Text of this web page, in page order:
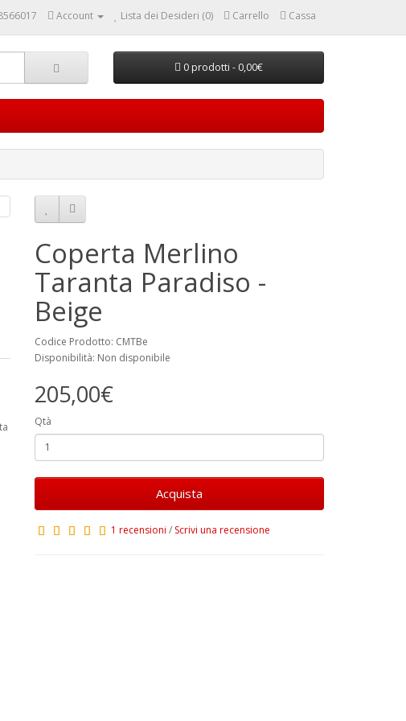
Account Lista dei Desideri (0) Carrello Cassa
0 prodotti - 0,00€
Coperta Merlino
Taranta Paradiso -
Beige
Codice Prodotto: CMTBe
Disponibilità: Non disponibile
205,00€
Qtà
Acquista
1 recensioni / Scrivi una recensione